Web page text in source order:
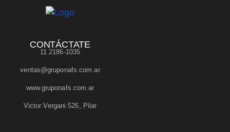
CONTÁCTATE
11 2186-1035
ventas@gruponafs.com.ar
www.gruponafs.com.ar
Victor Vergani 526, Pilar